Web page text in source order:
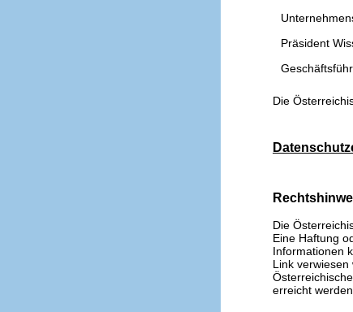
Präsident
Die
Die
Eine Haftung
Informationen
Link
erreicht